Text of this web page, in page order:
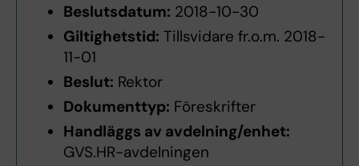
Beslutsdatum: 2018-10-30
Giltighetstid: Tillsvidare fr.o.m. 2018-
11-01
Beslut: Rektor
Dokumenttyp: Föreskrifter
Handläggs av avdelning/enhet:
GVS.HR-avdelningen